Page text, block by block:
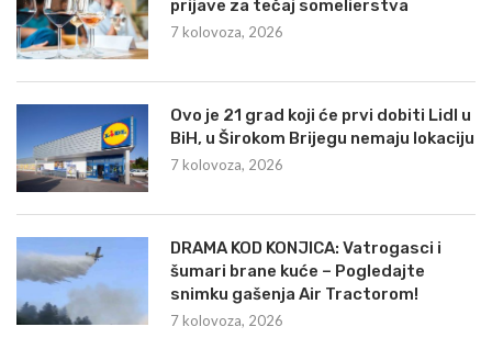
prijave za tečaj somelierstva
7 kolovoza, 2026
Ovo je 21 grad koji će prvi dobiti Lidl u
BiH, u Širokom Brijegu nemaju lokaciju
7 kolovoza, 2026
DRAMA KOD KONJICA: Vatrogasci i
šumari brane kuće – Pogledajte
snimku gašenja Air Tractorom!
7 kolovoza, 2026